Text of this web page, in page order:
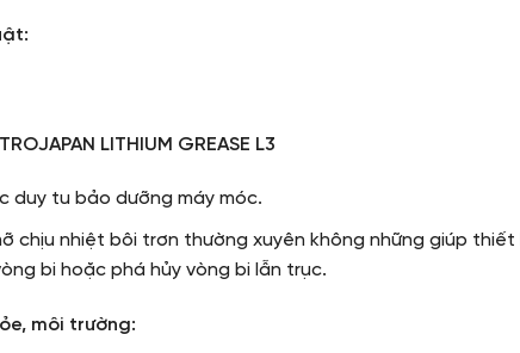
LITHIUM GREASE L3
duy tu bảo dưỡng máy móc.
chịu nhiệt bôi trơn thường xuyên không những giúp
bi hoặc phá hủy vòng bi lẫn trục.
môi trường: